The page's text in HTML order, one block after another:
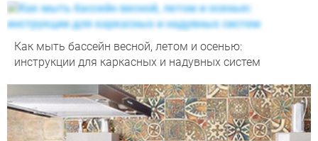
Как мыть бассейн весной, летом и осенью:
инструкции для каркасных и надувных систем